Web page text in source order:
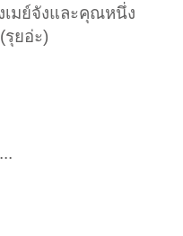
เมย์จังและคุณหนึ่ง
ยอ่ะ)